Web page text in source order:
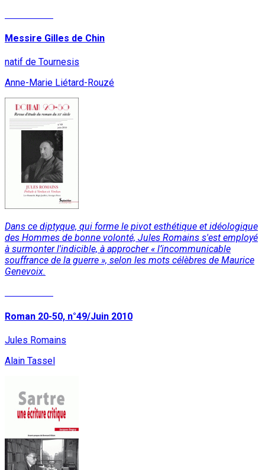
Messire Gilles de Chin
natif de Tournesis
Anne-Marie Liétard-Rouzé
Dans ce diptyque, qui forme le pivot esthétique et idéologique
des Hommes de bonne volonté, Jules Romains s'est employé
à surmonter l'indicible, à approcher « l’incommunicable
souffrance de la guerre », selon les mots célèbres de Maurice
Genevoix.
Roman 20-50, n°49/Juin 2010
Jules Romains
Alain Tassel